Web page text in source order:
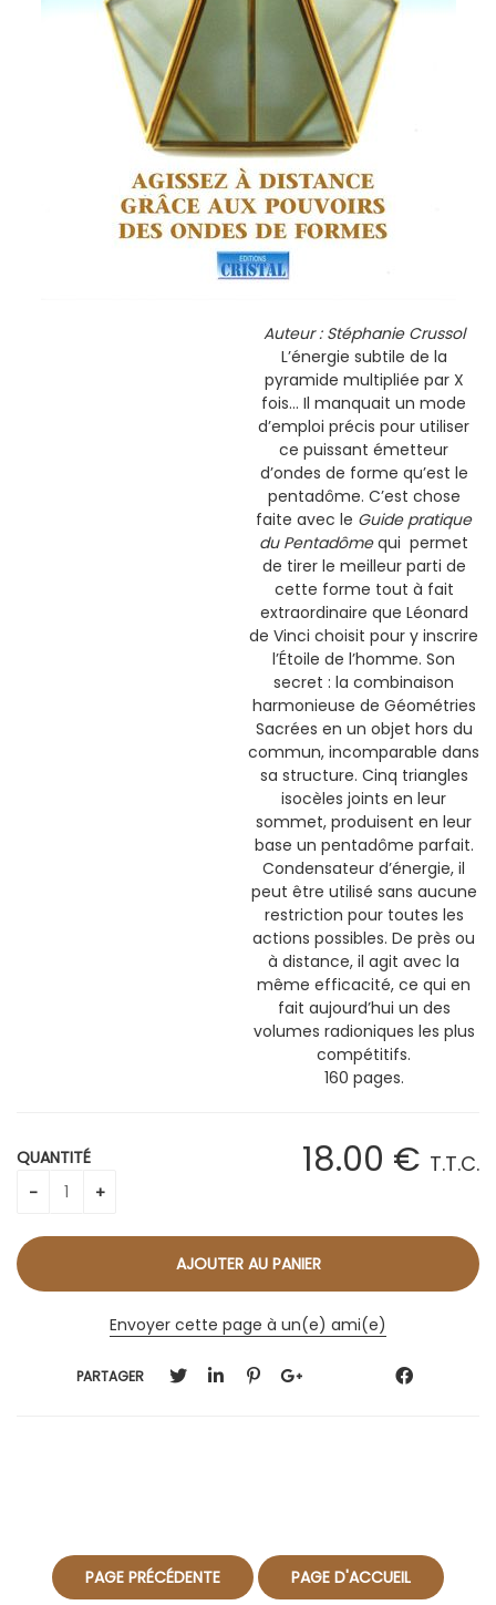
Auteur : Stéphanie Crussol
L’énergie subtile de la
pyramide multipliée par X
fois… Il manquait un mode
d’emploi précis pour utiliser
ce puissant émetteur
d’ondes de forme qu’est le
pentadôme. C’est chose
faite avec le Guide pratique
du Pentadômequi permet
de tirer le meilleur parti de
cette forme tout à fait
extraordinaire que Léonard
de Vinci choisit pour y inscrire
l’Étoile de l’homme. Son
secret : la combinaison
harmonieuse de Géométries
Sacrées en un objet hors du
commun, incomparable dans
sa structure. Cinq triangles
isocèles joints en leur
sommet, produisent en leur
base un pentadôme parfait.
Condensateur d’énergie, il
peut être utilisé sans aucune
restriction pour toutes les
actions possibles. De près ou
à distance, il agit avec la
même efficacité, ce qui en
fait aujourd’hui un des
volumes radioniques les plus
compétitifs.
160 pages.
18.00 € T.T.C.
QUANTITÉ
Envoyer cette page à un(e) ami(e)
PARTAGER